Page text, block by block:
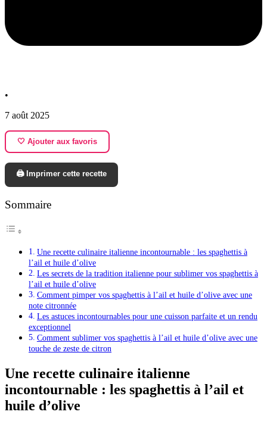
•
7 août 2025
🤍 Ajouter aux favoris
🖨️ Imprimer cette recette
Sommaire
Une recette culinaire italienne incontournable : les spaghettis à
l’ail et huile d’olive
Les secrets de la tradition italienne pour sublimer vos spaghettis à
l’ail et huile d’olive
Comment pimper vos spaghettis à l’ail et huile d’olive avec une
note citronnée
Les astuces incontournables pour une cuisson parfaite et un rendu
exceptionnel
Comment sublimer vos spaghettis à l’ail et huile d’olive avec une
touche de zeste de citron
Une recette culinaire italienne
incontournable : les spaghettis à l’ail et
huile d’olive